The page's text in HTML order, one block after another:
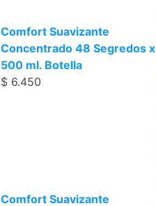
Comfort Suavizante
Concentrado 48 Segredos x
500 ml. Botella
$ 6.450
Comfort Suavizante